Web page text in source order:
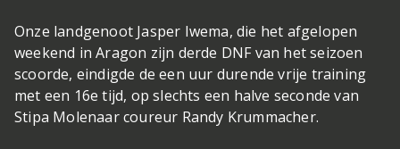
Onze landgenoot Jasper Iwema, die het afgelopen
weekend in Aragon zijn derde DNF van het seizoen
scoorde, eindigde de een uur durende vrije training
met een 16e tijd, op slechts een halve seconde van
Stipa Molenaar coureur Randy Krummacher.